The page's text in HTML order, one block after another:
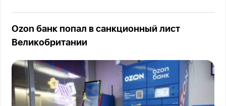
Ozon банк попал в санкционный лист
Великобритании